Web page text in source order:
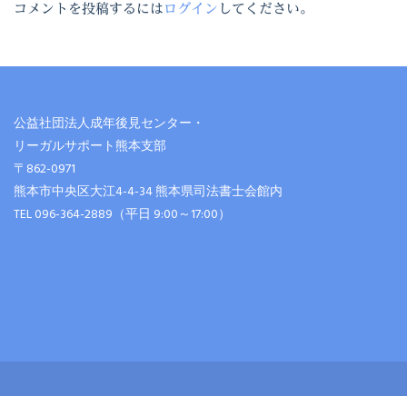
コメントを投稿するには ログイン してください。
公益社団法人成年後見センター・
リーガルサポート熊本支部
〒862-0971
熊本市中央区大江4-4-34 熊本県司法書士会館内
TEL 096-364-2889（平日 9:00～17:00）